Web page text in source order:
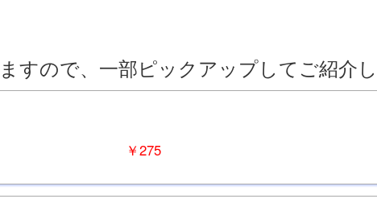
すので、一部ピックアップしてご紹介し
￥275